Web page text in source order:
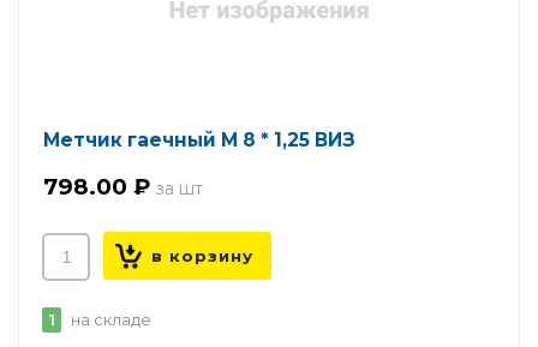
Метчик гаечный М 8 * 1,25 ВИЗ
798.00 ₽
1 на складе